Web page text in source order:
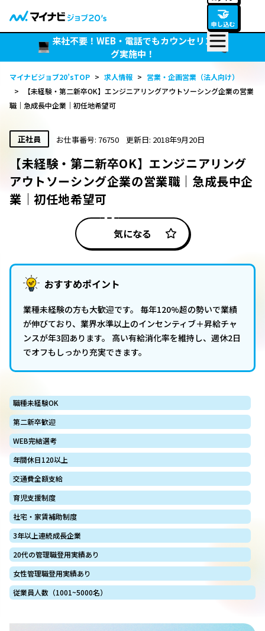
🤝
申し込む
来社不要！WEB・電話でもカウンセリン
グ実施中！
マイナビジョブ20’sTOP > 求人情報 > 営業・企画営業（法人向け）
>
【未経験・第二新卒OK】エンジニアリングアウトソーシング企業の営業
職｜急成長中企業｜初任地希望可
正社員 お仕事番号: 76750 更新日: 2018年9月20日
【未経験・第二新卒OK】エンジニアリング
アウトソーシング企業の営業職｜急成長中企
業｜初任地希望可
気になる
おすすめポイント
業種未経験の方も大歓迎です。 毎年120%超の勢いで業績
が伸びており、業界水準以上のインセンティブ＋昇給チャ
ンスが年3回あります。 高い有給消化率を維持し、週休2日
でオフもしっかり充実できます。
職種未経験OK
第二新卒歓迎
WEB完結選考
年間休日120以上
交通費全額支給
育児支援制度
社宅・家賃補助制度
3年以上連続成長企業
20代の管理職登用実績あり
女性管理職登用実績あり
従業員人数（1001~5000名）